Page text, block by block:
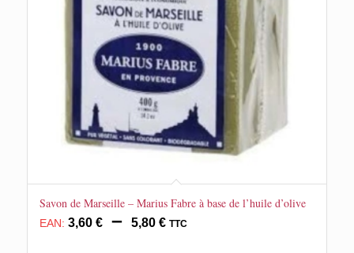
Savon de Marseille – Marius Fabre à base de l’huile d’olive
EAN: 3,60 € – 5,80 €Plage
TTC